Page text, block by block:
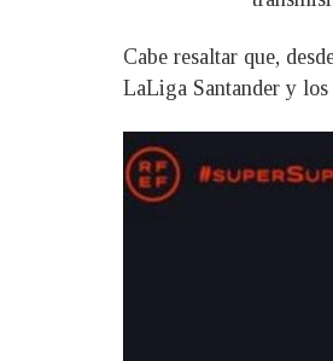
Cabe resaltar que,
LaLiga Santander y